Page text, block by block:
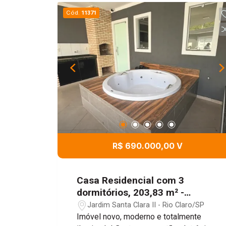
Cód. 11371
R$ 690.000,00 V
Casa Residencial com 3
dormitórios, 203,83 m² -
Jardim Santa Clara II, Rio
Claro/SP
Jardim Santa Clara II - Rio Claro/SP
Imóvel novo, moderno e totalmente